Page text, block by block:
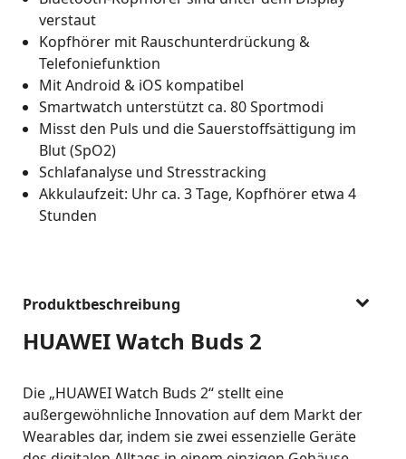
verstaut
Kopfhörer mit Rauschunterdrückung &
Telefoniefunktion
Mit Android & iOS kompatibel
Smartwatch unterstützt ca. 80 Sportmodi
Misst den Puls und die Sauerstoffsättigung im
Blut (SpO2)
Schlafanalyse und Stresstracking
Akkulaufzeit: Uhr ca. 3 Tage, Kopfhörer etwa 4
Stunden
Produktbeschreibung
HUAWEI Watch Buds 2
Die „HUAWEI Watch Buds 2“ stellt eine
außergewöhnliche Innovation auf dem Markt der
Wearables dar, indem sie zwei essenzielle Geräte